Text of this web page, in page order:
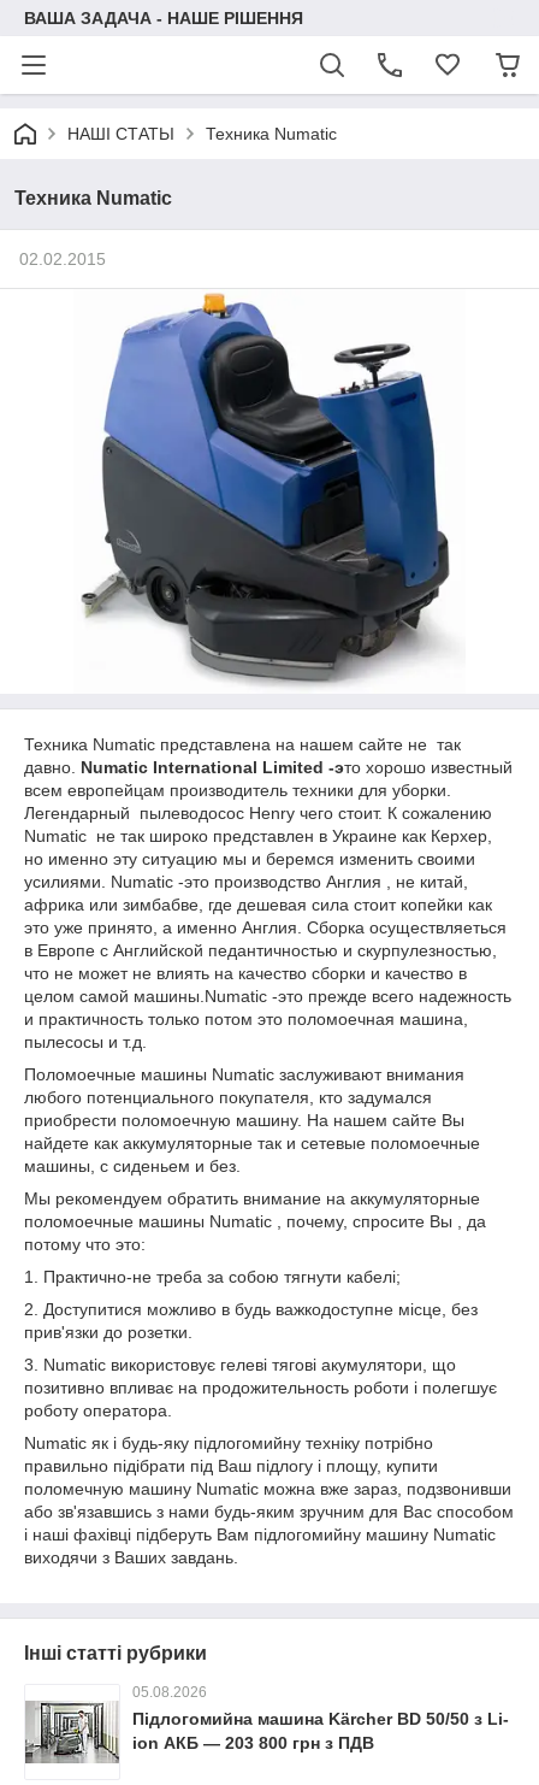
ВАША ЗАДАЧА - НАШЕ РІШЕННЯ
НАШІ СТАТЬІ Техника Numatic
Техника Numatic
02.02.2015
Техника Numatic представлена на нашем сайте не так
давно. Numatic International Limited -это хорошо известный
всем европейцам производитель техники для уборки.
Легендарный пылеводосос Henry чего стоит. К сожалению
Numatic не так широко представлен в Украине как Керхер,
но именно эту ситуацию мы и беремся изменить своими
усилиями. Numatic -это производство Англия , не китай,
африка или зимбабве, где дешевая сила стоит копейки как
это уже принято, а именно Англия. Сборка осуществляеться
в Европе с Английской педантичностью и скурпулезностью,
что не может не влиять на качество сборки и качество в
целом самой машины.Numatic -это прежде всего надежность
и практичность только потом это поломоечная машина,
пылесосы и т.д.
Поломоечные машины Numatic заслуживают внимания
любого потенциального покупателя, кто задумался
приобрести поломоечную машину. На нашем сайте Вы
найдете как аккумуляторные так и сетевые поломоечные
машины, с сиденьем и без.
Мы рекомендуем обратить внимание на аккумуляторные
поломоечные машины Numatic , почему, спросите Вы , да
потому что это:
1. Практично-не треба за собою тягнути кабелі;
2. Доступитися можливо в будь важкодоступне місце, без
прив'язки до розетки.
3. Numatic використовує гелеві тягові акумулятори, що
позитивно впливає на продожительность роботи і полегшує
роботу оператора.
Numatic як і будь-яку підлогомийну техніку потрібно
правильно підібрати під Ваш підлогу і площу, купити
поломечную машину Numatic можна вже зараз, подзвонивши
або зв'язавшись з нами будь-яким зручним для Вас способом
і наші фахівці підберуть Вам підлогомийну машину Numatic
виходячи з Ваших завдань.
Інші статті рубрики
05.08.2026
Підлогомийна машина Kärcher BD 50/50 з Li-
ion АКБ — 203 800 грн з ПДВ